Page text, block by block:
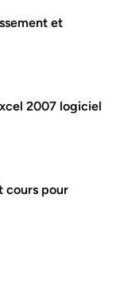
et
2007 logiciel
cours pour